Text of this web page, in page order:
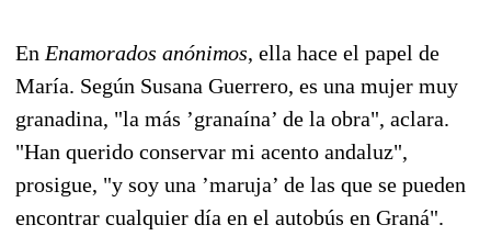
En Enamorados anónimos, ella hace el papel de
María. Según Susana Guerrero, es una mujer muy
granadina, "la más ’granaína’ de la obra", aclara.
"Han querido conservar mi acento andaluz",
prosigue, "y soy una ’maruja’ de las que se pueden
encontrar cualquier día en el autobús en Graná".